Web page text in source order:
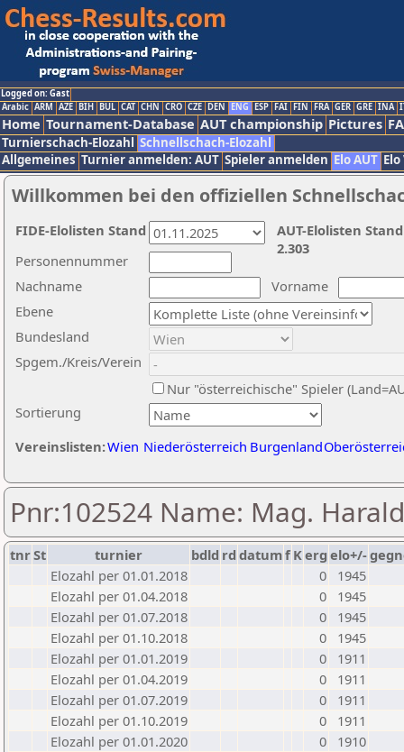
Logged on: Gast
Arabic ARM AZE BIH BUL CAT CHN CRO CZE DEN ENG ESP FAI FIN FRA GER GRE INA
Home Tournament-Database AUT championship Pictures
Turnierschach-Elozahl Schnellschach-Elozahl
Allgemeines Turnier anmelden: AUT Spieler anmelden Elo AUT
Willkommen bei den offiziellen
Nachname
Vorname
Ebene
Sortierung
Personennummer
Bundesland
Spgem./Kreis/Verein
Nur "österreichische" Spieler
Vereinslisten:Wien Niederösterreich Burgenland
AUT-Elolisten
2.303
FIDE-Elolisten Stand
Pnr:102524 Name: Mag.
tnrSt turnier bdld rd datumf Kerg elo+/-
Elozahl per 01.01.2018
0
1945
Elozahl per 01.04.2018
0
1945
Elozahl per 01.07.2018
0
1945
Elozahl per 01.10.2018
0
1945
Elozahl per 01.01.2019
0
1911
Elozahl per 01.04.2019
0
1911
Elozahl per 01.07.2019
0
1911
Elozahl per 01.10.2019
0
1911
Elozahl per 01.01.2020
0
1910